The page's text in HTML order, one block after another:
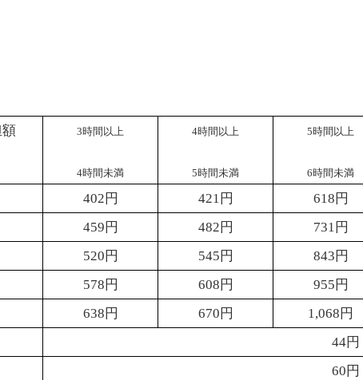
3時間以上
4時間未満
4時間以上
5時間未満
5時間以上
6時間未満
402 円 421 円 618 円
459 円 482 円 731 円
520 円 545 円 843 円
578 円 608 円 955 円
638 円 670 円 1,068 円
44円
60 円